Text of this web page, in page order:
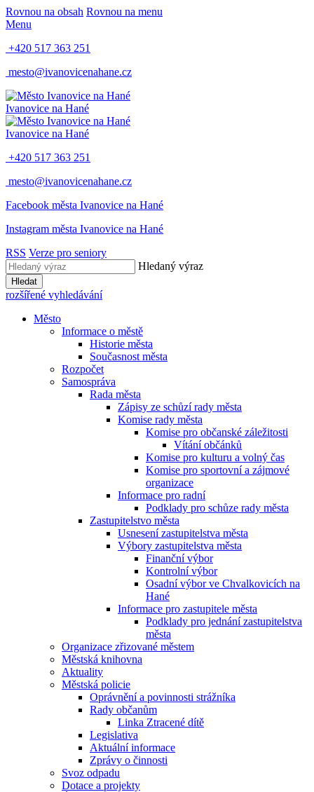
Rovnou na obsah Rovnou na menu
Menu
+420 517 363 251
mesto@ivanovicenahane.cz
Ivanovice na Hané
Ivanovice na Hané
+420 517 363 251
mesto@ivanovicenahane.cz
Facebook města Ivanovice na Hané
Instagram města Ivanovice na Hané
RSS Verze pro seniory
Hledaný výraz
Hledat
rozšířené vyhledávání
Město
Informace o městě
Historie města
Současnost města
Rozpočet
Samospráva
Rada města
Zápisy ze schůzí rady města
Komise rady města
Komise pro občanské záležitosti
Vítání občánků
Komise pro kulturu a volný čas
Komise pro sportovní a zájmové
organizace
Informace pro radní
Podklady pro schůze rady města
Zastupitelstvo města
Usnesení zastupitelstva města
Výbory zastupitelstva města
Finanční výbor
Kontrolní výbor
Osadní výbor ve Chvalkovicích na
Hané
Informace pro zastupitele města
Podklady pro jednání zastupitelstva
města
Organizace zřizované městem
Městská knihovna
Aktuality
Městská policie
Oprávnění a povinnosti strážníka
Rady občanům
Linka Ztracené dítě
Legislativa
Aktuální informace
Zprávy o činnosti
Svoz odpadu
Dotace a projekty